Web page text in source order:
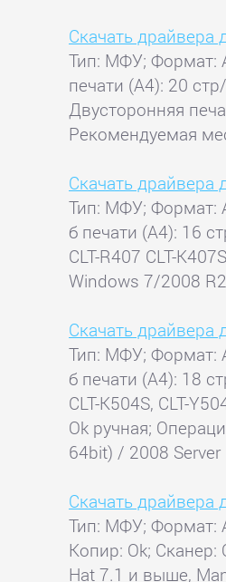
Скачать драйвера
Тип: МФУ; Формат:
печати (А4): 20
Двусторонняя
Рекомендуемая
Скачать драйвера
Тип: МФУ; Формат:
б печати (А4): 16
CLT-R407 CLT-
Windows 7/2008
Скачать драйвера
Тип: МФУ; Формат:
б печати (А4): 18
CLT-K504S, CLT-
Ok ручная;
64bit) / 2008 Server
Скачать драйвера
Тип: МФУ; Формат:
Копир: Ok;
Hat 7.1 и выше,